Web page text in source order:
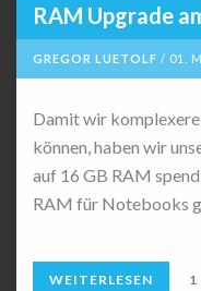
RAM Upgrade
GREGOR LUETOLF / 01.
Damit wir
können, haben wir
auf 16 GB RAM
RAM für Notebooks
WEITERLESEN 1